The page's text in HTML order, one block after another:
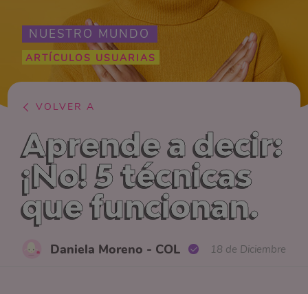
NUESTRO MUNDO
ARTÍCULOS USUARIAS
VOLVER A
Aprende a decir:
¡No! 5 técnicas
que funcionan.
Daniela Moreno - COL 18 de Diciembre